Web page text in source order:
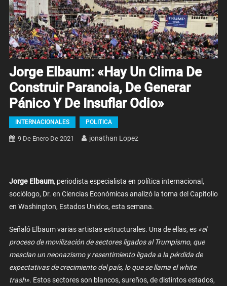
Jorge Elbaum: «Hay Un Clima De
Construir Paranoia, De Generar
Pánico Y De Insuflar Odio»
INTERNACIONALES POLITICA
9 De Enero De 2021 Jonathan Lopez
Jorge Elbaum, periodista especialista en política internacional,
sociólogo, Dr. en Ciencias Económicas analizó la toma del Capitolio
en Washington, Estados Unidos, esta semana.
Señaló Elbaum varias artistas estructurales. Una de ellas, es «el
proceso de movilización de sectores ligados al Trumpismo, que
mesclan un neonazismo y resentimiento ligada a la pérdida de
expectativas de crecimiento del país, lo que se llama el white
trash». Estos sectores son blancos, sureños, de distintos estados,